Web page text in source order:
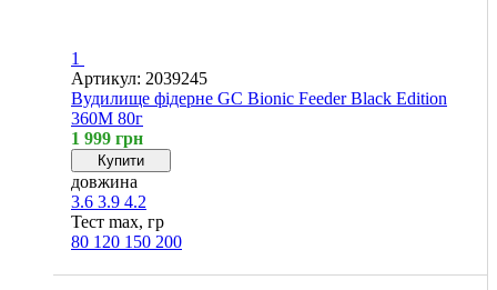
1
Артикул: 2039245
Вудилище фідерне GC Bionic Feeder Black Edition
360M 80г
1 999 грн
Купити
довжина
3.6 3.9 4.2
Тест max, гр
80 120 150 200